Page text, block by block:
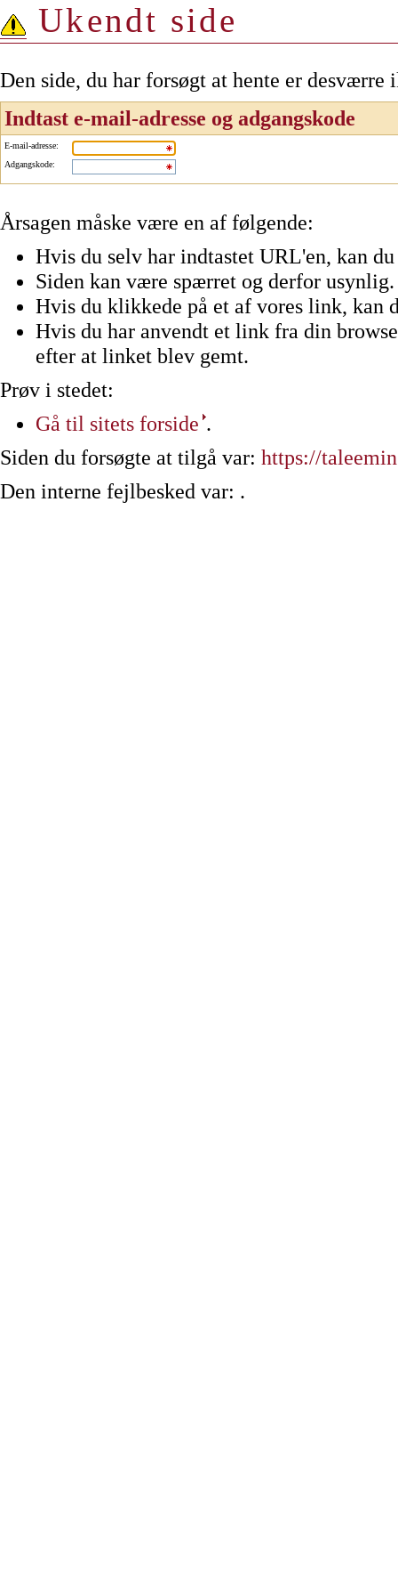
Ukendt side
Den side, du har forsøgt at hente er
Indtast e-mail-adresse og adgangskode
E-mail-adresse:
Adgangskode:
Årsagen måske være en af følgende:
Hvis du selv har indtastet URL'en, kan
Siden kan være spærret og derfor usynlig.
Hvis du klikkede på et af vores link, kan
Hvis du har anvendt et link fra din
efter at linket blev gemt.
Prøv i stedet:
Gå til sitets forside .
Siden du forsøgte at tilgå var: https://
Den interne fejlbesked var: .